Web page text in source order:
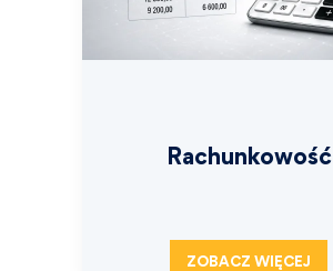
Rachunkowość
ZOBACZ WIĘCEJ